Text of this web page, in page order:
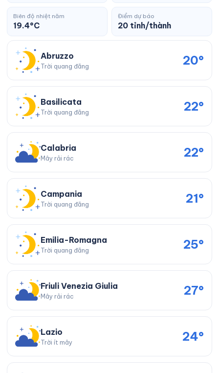
Biên độ nhiệt năm
19.4°C
Điểm dự báo
20 tỉnh/thành
Abruzzo
Trời quang đãng 20°
Basilicata
Trời quang đãng 22°
Calabria
Mây rải rác 22°
Campania
Trời quang đãng 21°
Emilia-Romagna
Trời quang đãng 25°
Friuli Venezia Giulia
Mây rải rác 27°
Lazio
Trời ít mây 24°